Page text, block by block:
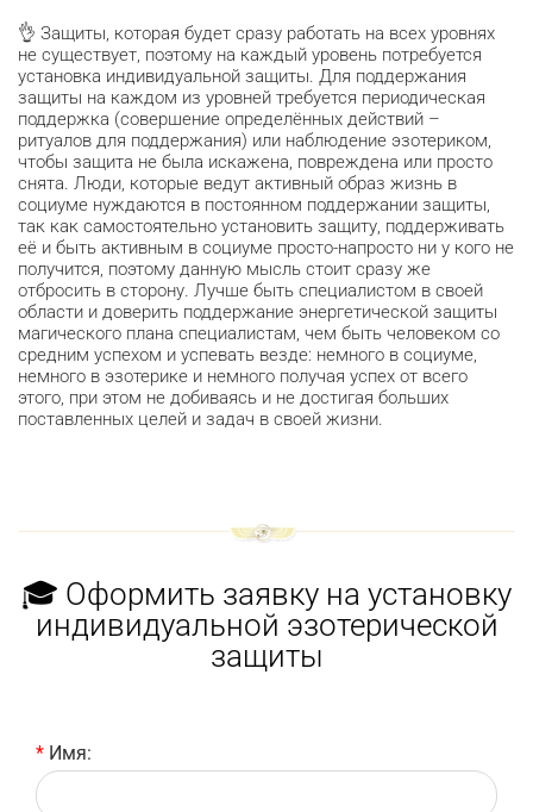
👌 Защиты, которая будет сразу работать на всех уровнях
не существует, поэтому на каждый уровень потребуется
установка индивидуальной защиты. Для поддержания
защиты на каждом из уровней требуется периодическая
поддержка (совершение определённых действий –
ритуалов для поддержания) или наблюдение эзотериком,
чтобы защита не была искажена, повреждена или просто
снята. Люди, которые ведут активный образ жизнь в
социуме нуждаются в постоянном поддержании защиты,
так как самостоятельно установить защиту, поддерживать
её и быть активным в социуме просто-напросто ни у кого не
получится, поэтому данную мысль стоит сразу же
отбросить в сторону. Лучше быть специалистом в своей
области и доверить поддержание энергетической защиты
магического плана специалистам, чем быть человеком со
средним успехом и успевать везде: немного в социуме,
немного в эзотерике и немного получая успех от всего
этого, при этом не добиваясь и не достигая больших
поставленных целей и задач в своей жизни.
🎓 Оформить заявку на установку
индивидуальной эзотерической
защиты
* Имя: